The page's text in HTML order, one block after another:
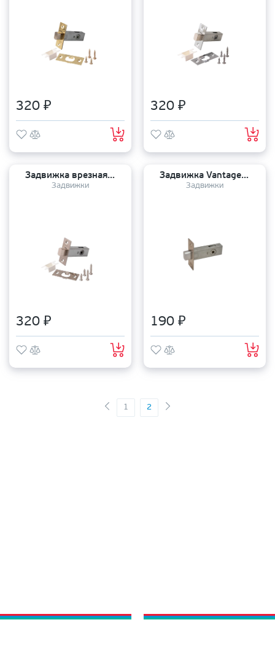
320 ₽ 320 ₽
Задвижка врезная APECS L-0126-NIS 7-45
Задвижки
320 ₽
Задвижка Vantage 6-45 SN никель
Задвижки
190 ₽
1 2